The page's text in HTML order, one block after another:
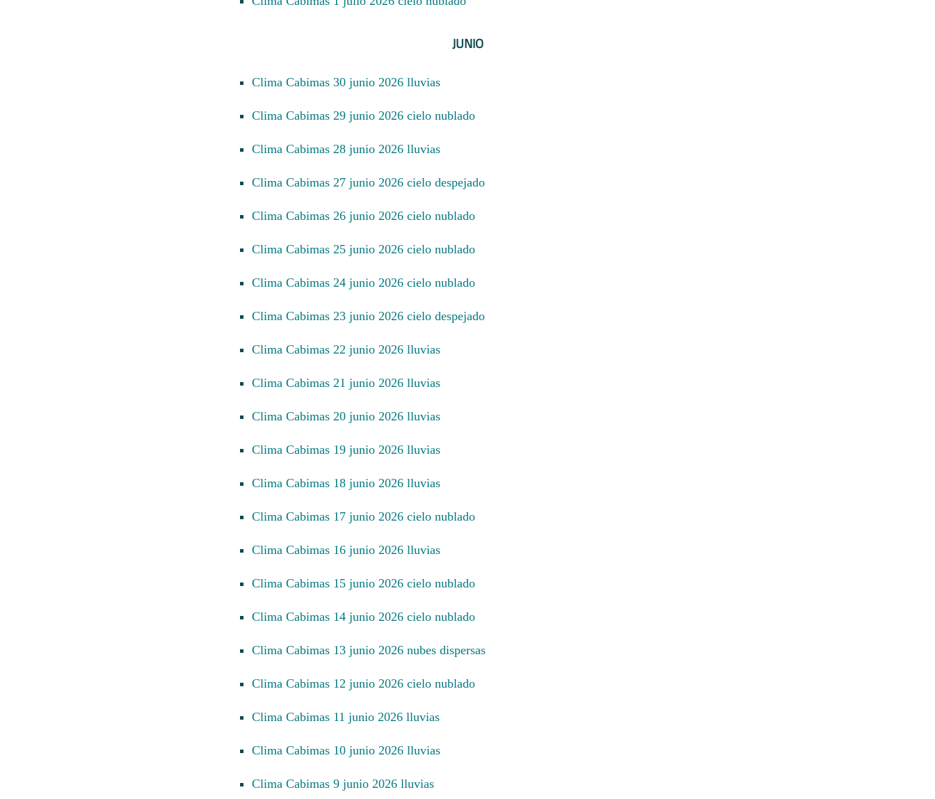
JUNIO
Clima Cabimas 30 junio 2026 lluvias
Clima Cabimas 29 junio 2026 cielo nublado
Clima Cabimas 28 junio 2026 lluvias
Clima Cabimas 27 junio 2026 cielo despejado
Clima Cabimas 26 junio 2026 cielo nublado
Clima Cabimas 25 junio 2026 cielo nublado
Clima Cabimas 24 junio 2026 cielo nublado
Clima Cabimas 23 junio 2026 cielo despejado
Clima Cabimas 22 junio 2026 lluvias
Clima Cabimas 21 junio 2026 lluvias
Clima Cabimas 20 junio 2026 lluvias
Clima Cabimas 19 junio 2026 lluvias
Clima Cabimas 18 junio 2026 lluvias
Clima Cabimas 17 junio 2026 cielo nublado
Clima Cabimas 16 junio 2026 lluvias
Clima Cabimas 15 junio 2026 cielo nublado
Clima Cabimas 14 junio 2026 cielo nublado
Clima Cabimas 13 junio 2026 nubes dispersas
Clima Cabimas 12 junio 2026 cielo nublado
Clima Cabimas 11 junio 2026 lluvias
Clima Cabimas 10 junio 2026 lluvias
Clima Cabimas 9 junio 2026 lluvias